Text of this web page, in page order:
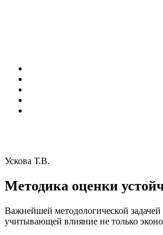
Ускова Т.В.
Методика оценки
Важнейшей методологической
учитывающей влияние не только